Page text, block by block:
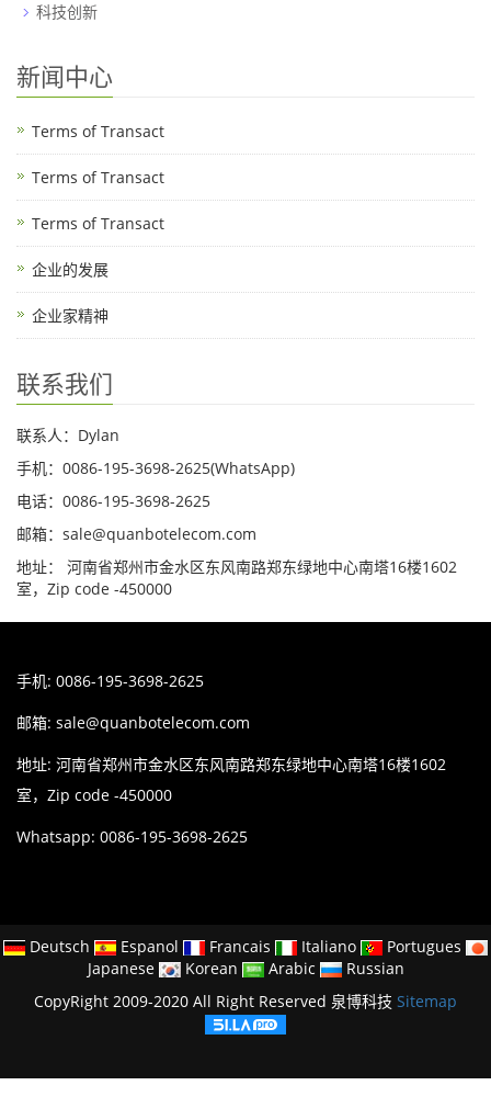
科技创新
新闻中心
Terms of Transact
Terms of Transact
Terms of Transact
企业的发展
企业家精神
联系我们
联系人：Dylan
手机：0086-195-3698-2625(WhatsApp)
电话：0086-195-3698-2625
邮箱：sale@quanbotelecom.com
地址： 河南省郑州市金水区东风南路郑东绿地中心南塔16楼1602
室，Zip code -450000
手机: 0086-195-3698-2625
邮箱: sale@quanbotelecom.com
地址: 河南省郑州市金水区东风南路郑东绿地中心南塔16楼1602
室，Zip code -450000
Whatsapp: 0086-195-3698-2625
Deutsch Espanol Francais Italiano
Portugues
Japanese
Korean Arabic
Russian
CopyRight 2009-2020 All Right Reserved 泉博科技 Sitemap